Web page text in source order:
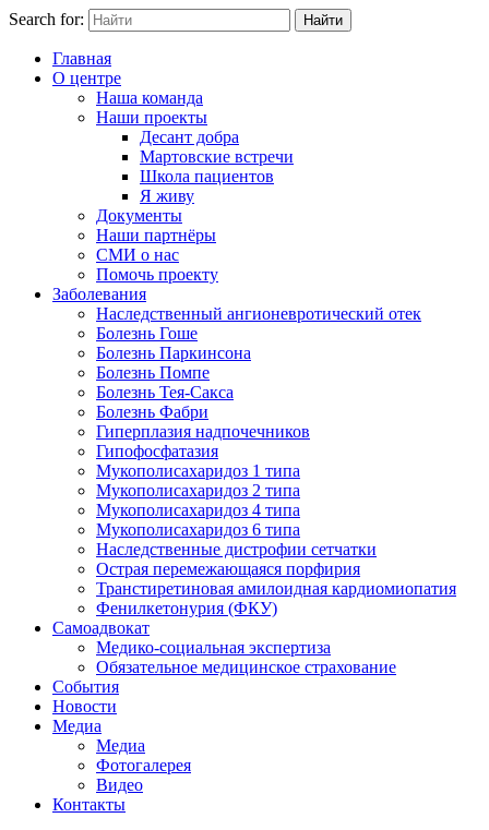
Search for: Найти
Главная
О центре
Наша команда
Наши проекты
Десант добра
Мартовские встречи
Школа пациентов
Я живу
Документы
Наши партнёры
СМИ о нас
Помочь проекту
Заболевания
Наследственный ангионевротический отек
Болезнь Гоше
Болезнь Паркинсона
Болезнь Помпе
Болезнь Тея-Сакса
Болезнь Фабри
Гиперплазия надпочечников
Гипофосфатазия
Мукополисахаридоз 1 типа
Мукополисахаридоз 2 типа
Мукополисахаридоз 4 типа
Мукополисахаридоз 6 типа
Наследственные дистрофии сетчатки
Острая перемежающаяся порфирия
Транстиретиновая амилоидная кардиомиопатия
Фенилкетонурия (ФКУ)
Самоадвокат
Медико-социальная экспертиза
Обязательное медицинское страхование
События
Новости
Медиа
Медиа
Фотогалерея
Видео
Контакты